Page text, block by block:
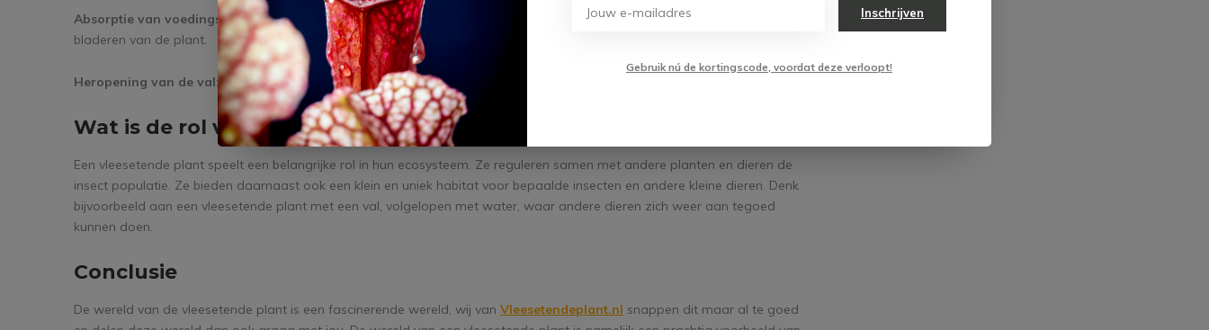
Absorptie van voedingsstoffen:De voedingsstoffen die zijn afgebroken door de enzymen worden opgenomen door de
bladeren van de plant.
Heropening van de val:Na de vertering opent de plant zijn val langzaam weer voor een volgende prooi.
Wat is de rol van de vleesetende plant in het ecosysteem?
Een vleesetende plant speelt een belangrijke rol in hun ecosysteem. Ze reguleren samen met andere planten en dieren de
insect populatie. Ze bieden daarnaast ook een klein en uniek habitat voor bepaalde insecten en andere kleine dieren. Denk
bijvoorbeeld aan een vleesetende plant met een val, volgelopen met water, waar andere dieren zich weer aan tegoed
kunnen doen.
Conclusie
De wereld van de vleesetende plant is een fascinerende wereld, wij van Vleesetendeplant.nl snappen dit maar al te goed
Inschrijven
Gebruik nú de kortingscode, voordat deze verloopt!